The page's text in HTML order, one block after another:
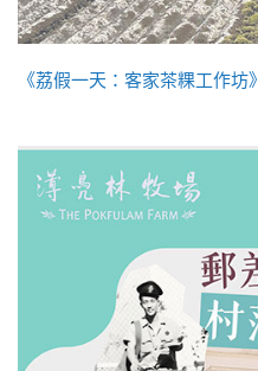
《荔假一天：客家茶粿工作坊》